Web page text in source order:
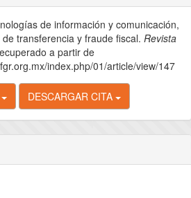
de información y comunicación,
transferencia y fraude fiscal.Revista
a partir de
index.php/01/article/view/147
DESCARGAR CITA